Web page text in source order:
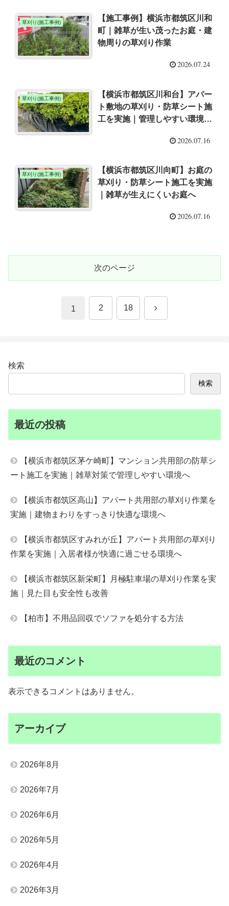
草刈り(施工事例)
【施工事例】横浜市都筑区川和
町｜雑草が生い茂ったお庭・建
物周りの草刈り作業
2026.07.24
草刈り(施工事例)
【横浜市都筑区川和台】アパー
ト敷地の草刈り・防草シート施
工を実施｜管理しやすい環境へ
2026.07.16
草刈り(施工事例)
【横浜市都筑区川向町】お庭の
草刈り・防草シート施工を実施
｜雑草が生えにくいお庭へ
2026.07.16
次のページ
1 2 18 次
検索
検索
最近の投稿
【横浜市都筑区茅ケ崎町】マンション共用部の防草シ
ート施工を実施｜雑草対策で管理しやすい環境へ
【横浜市都筑区高山】アパート共用部の草刈り作業を
実施｜建物まわりをすっきり快適な環境へ
【横浜市都筑区すみれが丘】アパート共用部の草刈り
作業を実施｜入居者様が快適に過ごせる環境へ
【横浜市都筑区新栄町】月極駐車場の草刈り作業を実
施｜見た目も安全性も改善
【柏市】不用品回収でソファを処分する方法
最近のコメント
表示できるコメントはありません。
アーカイブ
2026年8月
2026年7月
2026年6月
2026年5月
2026年4月
2026年3月